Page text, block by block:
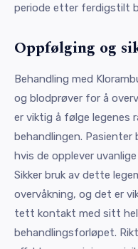
periode etter ferdigstilt
Oppfølging og
Behandling med
og blodprøver for å
er viktig å følge legenes
behandlingen. Pasienter
hvis de opplever
Sikker bruk av dette
overvåkning, og det er
tett kontakt med sitt
behandlingsforløpet.